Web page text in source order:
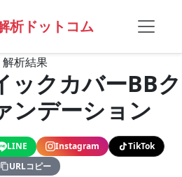
析ドットコム
解析結果
ックカバーBBク
ンデーション
LINE Instagram
TikTok
URLコピー